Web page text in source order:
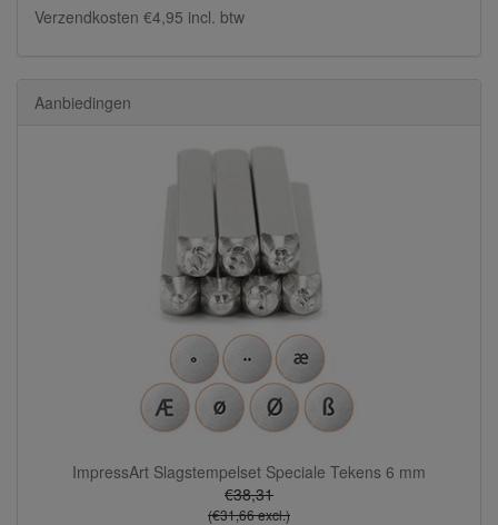
Verzendkosten €4,95 incl. btw
Aanbiedingen
ImpressArt Slagstempelset Speciale Tekens 6 mm
€38,31
(€31,66 excl.)